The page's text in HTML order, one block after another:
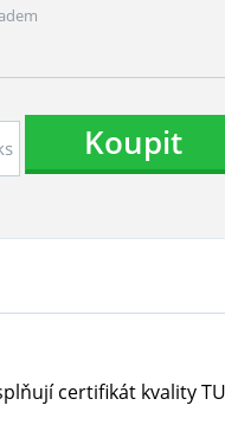
Koupit
certifikát kvality